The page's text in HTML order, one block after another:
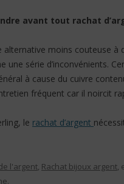
avant tout rachat
alternative moins couteuse à
une série d’inconvénients.
à cause du cuivre
fréquent car il noircit
le rachat d’argent
l'argent, Rachat bijoux argent,
.